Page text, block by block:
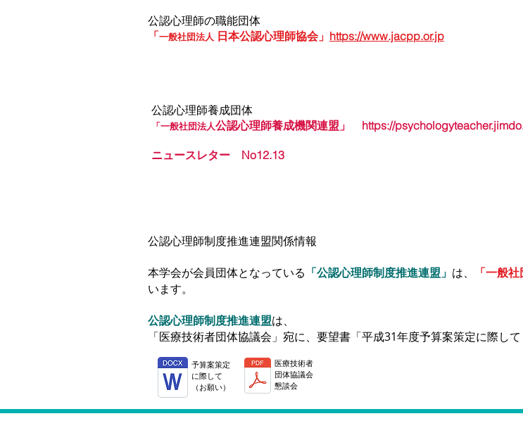
公認心理師の職能団体
「一般社団法人 日本公認心理師協会」 https://www.jacpp.or.jp
公認心理師養成団体
「一般社団法人公認心理師養成機関連盟」 https://
​ニュースレター No12.13
公認心理師制度推進連盟関係情報
本学会が会員団体となっている 「公認心理師制度推進連盟」 は、 「一般
います。
公認心理師制度推進連盟は、
「医療技術者団体協議会」宛に、要望書「平成31年度予算案策定に際し
​予算案策定
に際して
（お願い）
医療技術者
団体協議会
懇談会